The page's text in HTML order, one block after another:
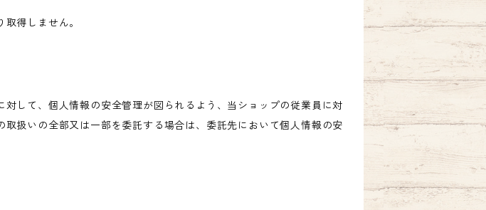
得しません。
して、個人情報の安全管理が図られるよう、当ショップの従業員に対
扱いの全部又は一部を委託する場合は、委託先において個人情報の安